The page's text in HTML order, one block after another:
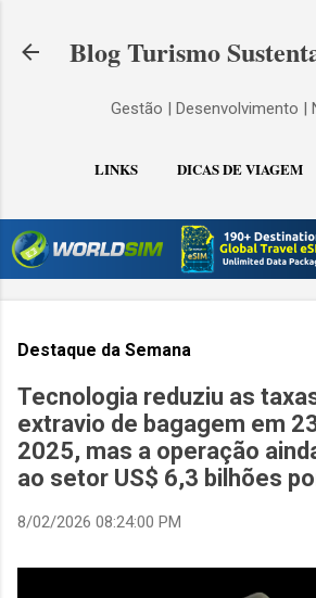
Blog Turismo
Gestão | Desenvolvimento |
LINKS DICAS DE VIAGEM
CONTATO
Destaque da Semana
Tecnologia reduziu as
extravio de bagagem em
2025, mas a operação
ao setor US$ 6,3 bilhões
8/02/2026 08:24:00 PM